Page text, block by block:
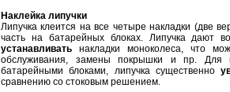
Наклейка липучки
Липучка клеится на все четыре накладки (две
часть на батарейных блоках. Липучка дают
устанавливать накладки моноколеса, что
обслуживания, замены покрышки и пр. Для
батарейными блоками, липучка существенно
сравнению со стоковым решением.